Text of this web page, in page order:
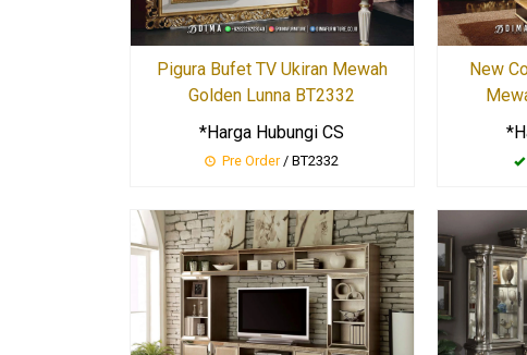
Pigura Bufet TV Ukiran Mewah
Golden Lunna BT2332
*Harga Hubungi CS
Pre Order/ BT2332
New